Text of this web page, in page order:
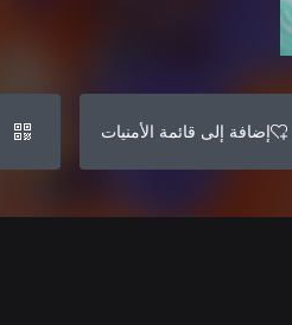
إضافة إلى قائمة الأمنيات